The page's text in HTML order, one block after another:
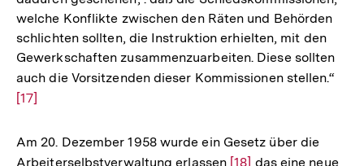
der
Fußnote
welche Konflikte zwischen den Räten und Behörden
schlichten sollten, die Instruktion erhielten, mit den
Gewerkschaften zusammenzuarbeiten. Diese sollten
auch die Vorsitzenden dieser Kommissionen stellen.“
[17]
Am 20. Dezember 1958 wurde ein Gesetz über die
Arbeiterselbstverwaltung erlassen Zur
[18] das eine neue